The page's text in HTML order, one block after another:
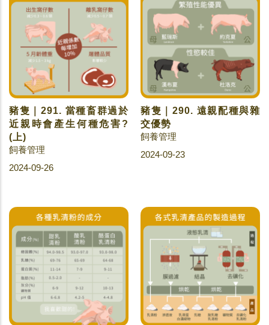
豬隻｜291. 當種畜群過於
近親時會產生何種危害?
(上)
飼養管理
2024-09-26
豬隻｜290. 遠親配種與雜
交優勢
飼養管理
2024-09-23